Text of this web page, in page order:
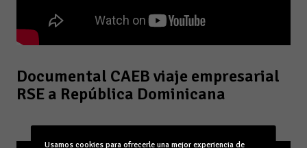
Documental CAEB viaje empresarial
RSE a República Dominicana
Usamos cookies para ofrecerle una mejor experiencia de